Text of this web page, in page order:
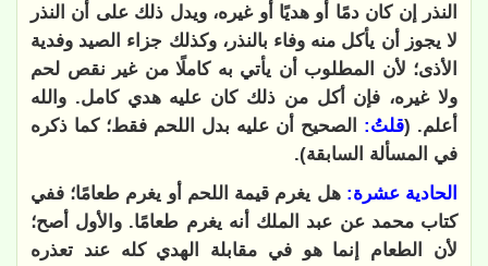
النذر إن كان دمًا أو هديًا أو غيره، ويدل ذلك على أن النذر
لا يجوز أن يأكل منه وفاء بالنذر، وكذلك جزاء الصيد وفدية
الأذى؛ لأن المطلوب أن يأتي به كاملًا من غير نقص لحم
ولا غيره، فإن أكل من ذلك كان عليه هدي كامل. والله
أعلم. (قلتُ: الصحيح أن عليه بدل اللحم فقط؛ كما ذكره
في المسألة السابقة).
الحادية عشرة: هل يغرم قيمة اللحم أو يغرم طعامًا؛ ففي
كتاب محمد عن عبد الملك أنه يغرم طعامًا. والأول أصح؛
لأن الطعام إنما هو في مقابلة الهدي كله عند تعذره